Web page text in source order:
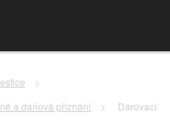
>
a daňová přiznání >
Darovací